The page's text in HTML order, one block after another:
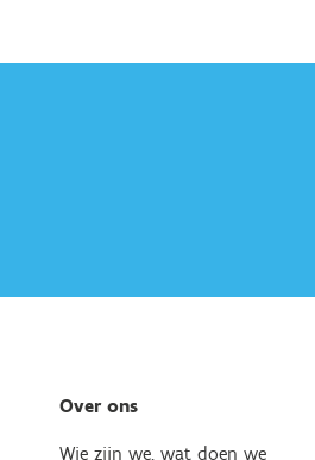
Over ons
Wie zijn we, wat doen we